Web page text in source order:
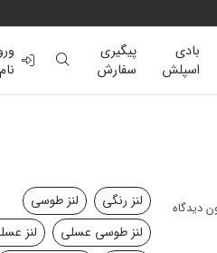
بادی
اسپلش
پیگیری
سفارش
نام
دیدگاه لنز رنگی
لنز طوسی
لنز طوسی عسلی
لنز